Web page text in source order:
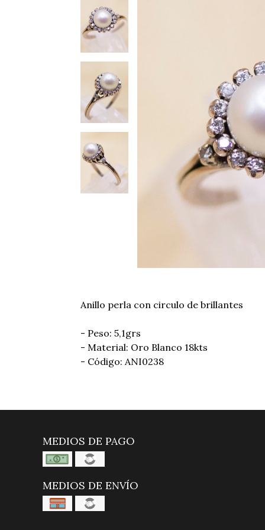
Anillo perla con circulo de brillantes
- Peso: 5,1grs
- Material: Oro Blanco 18kts
- Código: ANI0238
MEDIOS DE PAGO
MEDIOS DE ENVÍO